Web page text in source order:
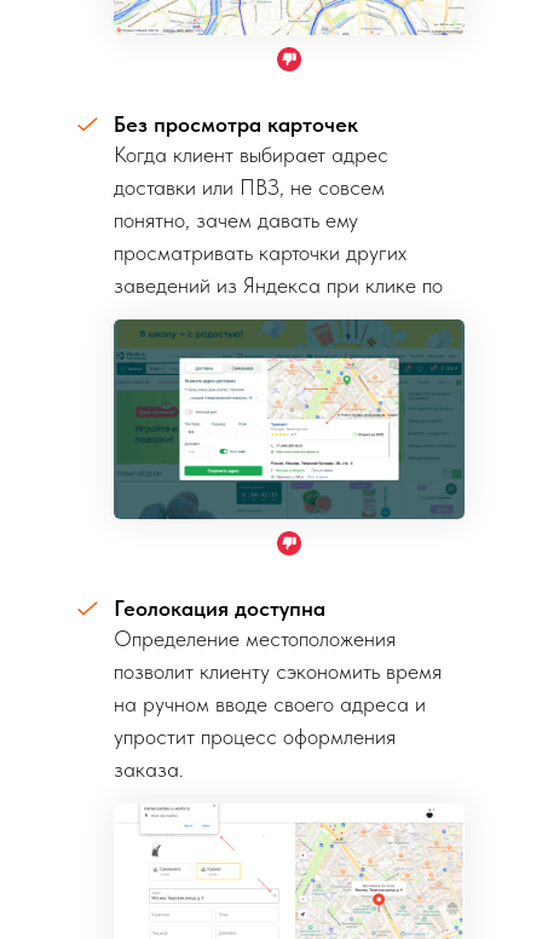
Без просмотра карточек
Когда клиент выбирает адрес
доставки или ПВЗ, не совсем
понятно, зачем давать ему
просматривать карточки других
заведений из Яндекса при клике по
их пинам на карте.
Геолокация доступна
Определение местоположения
позволит клиенту сэкономить время
на ручном вводе своего адреса и
упростит процесс оформления
заказа.